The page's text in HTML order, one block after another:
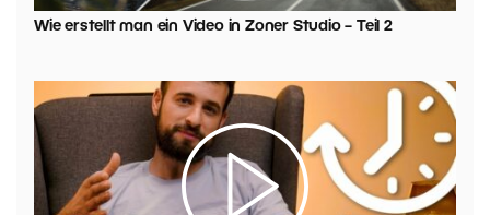
Wie erstellt man ein Video in Zoner Studio – Teil 2